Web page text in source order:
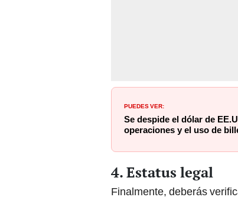
PUEDES VER:
Se despide el dólar de
operaciones y el uso de
4. Estatus legal
Finalmente, deberás